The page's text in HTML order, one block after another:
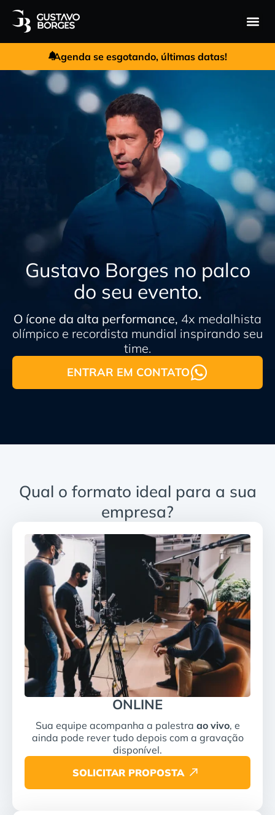
Agenda se esgotando, últimas datas!
Gustavo Borges no palco
do seu evento.
O ícone da alta performance, 4x medalhista
olímpico e recordista mundial inspirando seu
time.
ENTRAR EM CONTATO
Qual o formato ideal para a sua
empresa?
ONLINE
Sua equipe acompanha a palestra ao vivo, e
ainda pode rever tudo depois com a gravação
disponível.
SOLICITAR PROPOSTA